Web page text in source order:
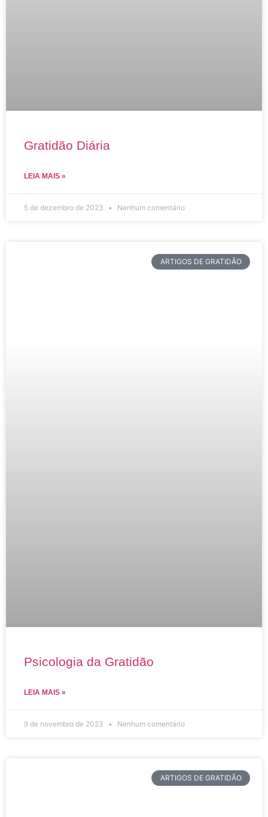
Gratidão Diária
LEIA MAIS »
5 de dezembro de 2023 Nenhum comentário
ARTIGOS DE GRATIDÃO
Psicologia da Gratidão
LEIA MAIS »
9 de novembro de 2023 Nenhum comentário
ARTIGOS DE GRATIDÃO